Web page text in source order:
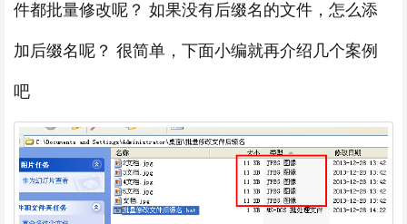
件都批量修改呢？ 如果没有后缀名的文件，怎么添
加后缀名呢？ 很简单，下面小编就再介绍几个案例
吧